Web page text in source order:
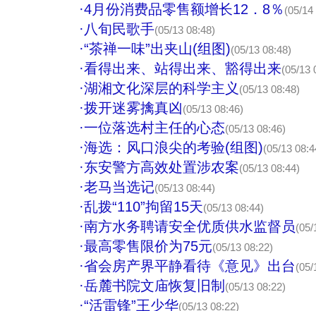
·4月份消费品零售额增长12．8％ (05/14
· 八旬民歌手(05/13 08:48)
·“茶禅一味”出夹山(组图)(05/13 08:48)
·看得出来、站得出来、豁得出来(05/13
·湖湘文化深层的科学主义 (05/13 08:48)
·拨开迷雾擒真凶(05/13 08:46)
·一位落选村主任的心态(05/13 08:46)
·海选：风口浪尖的考验(组图)(05/13
·东安警方高效处置涉农案(05/13 08:44)
·老马当选记(05/13 08:44)
·乱拨“110”拘留15天(05/13 08:44)
·南方水务聘请安全优质供水监督员(05/
·最高零售限价为75元(05/13 08:22)
·省会房产界平静看待《意见》出台(05/
·岳麓书院文庙恢复旧制(05/13 08:22)
·“活雷锋”王少华(05/13 08:22)